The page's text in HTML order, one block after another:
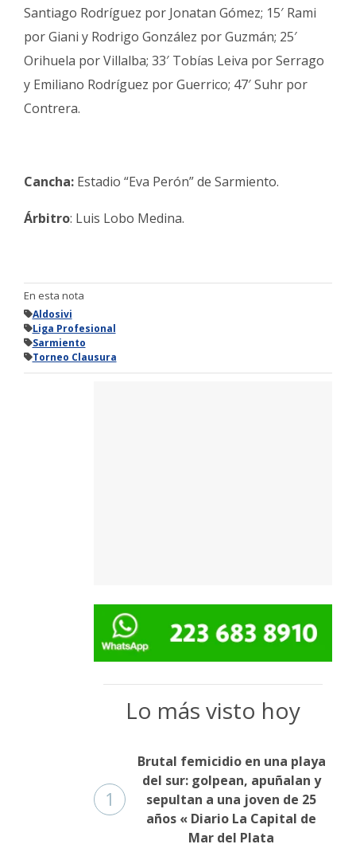
Santiago Rodríguez por Jonatan Gómez; 15′ Rami
por Giani y Rodrigo González por Guzmán; 25′
Orihuela por Villalba; 33′ Tobías Leiva por Serrago
y Emiliano Rodríguez por Guerrico; 47′ Suhr por
Contrera.
Cancha: Estadio “Eva Perón” de Sarmiento.
Árbitro: Luis Lobo Medina.
En esta nota
Aldosivi
Liga Profesional
Sarmiento
Torneo Clausura
Lo más visto hoy
1
Brutal femicidio en una playa
del sur: golpean, apuñalan y
sepultan a una joven de 25
años « Diario La Capital de
Mar del Plata